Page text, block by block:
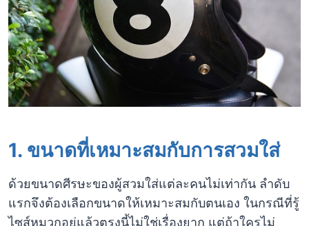
1. ขนาดที่เหมาะสมกับการสวมใส่
ด้วยขนาดศีรษะของผู้สวมใส่แต่ละคนไม่เท่ากัน ลำดับ
แรกจึงต้องเลือกขนาดให้เหมาะสมกับตนเอง ในกรณีที่รู้
ไซส์หมวกอยู่แล้วตรงนี้ไม่ใช่เรื่องยาก แต่ถ้าใครไม่